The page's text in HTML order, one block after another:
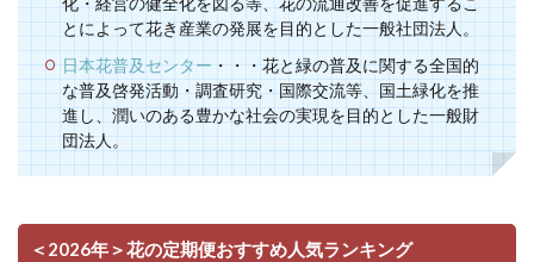
とによって花き産業の発展を目的とした一般社団法人。
日本花普及センター・・・花と緑の普及に関する全国的
な普及啓発活動・調査研究・国際交流等、国土緑化を推
進し、潤いのある豊かな社会の実現を目的とした一般財
団法人。
＜2026年＞花の定期便おすすめ人気ランキング